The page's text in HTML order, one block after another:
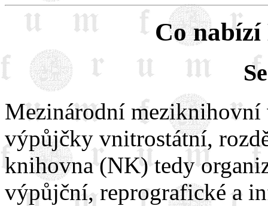
Co
Mezinárodní
výpůjčky vnitrostátní,
knihovna (NK) tedy
výpůjční, reprografické a